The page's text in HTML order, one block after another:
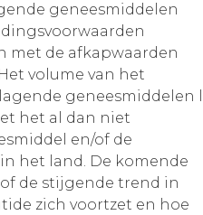
geneesmiddelen
met de afkapwaarden
volume van het
geneesmiddelen
het al dan niet
en/of de
het land. De komende
de stijgende trend in
zich voortzet en hoe